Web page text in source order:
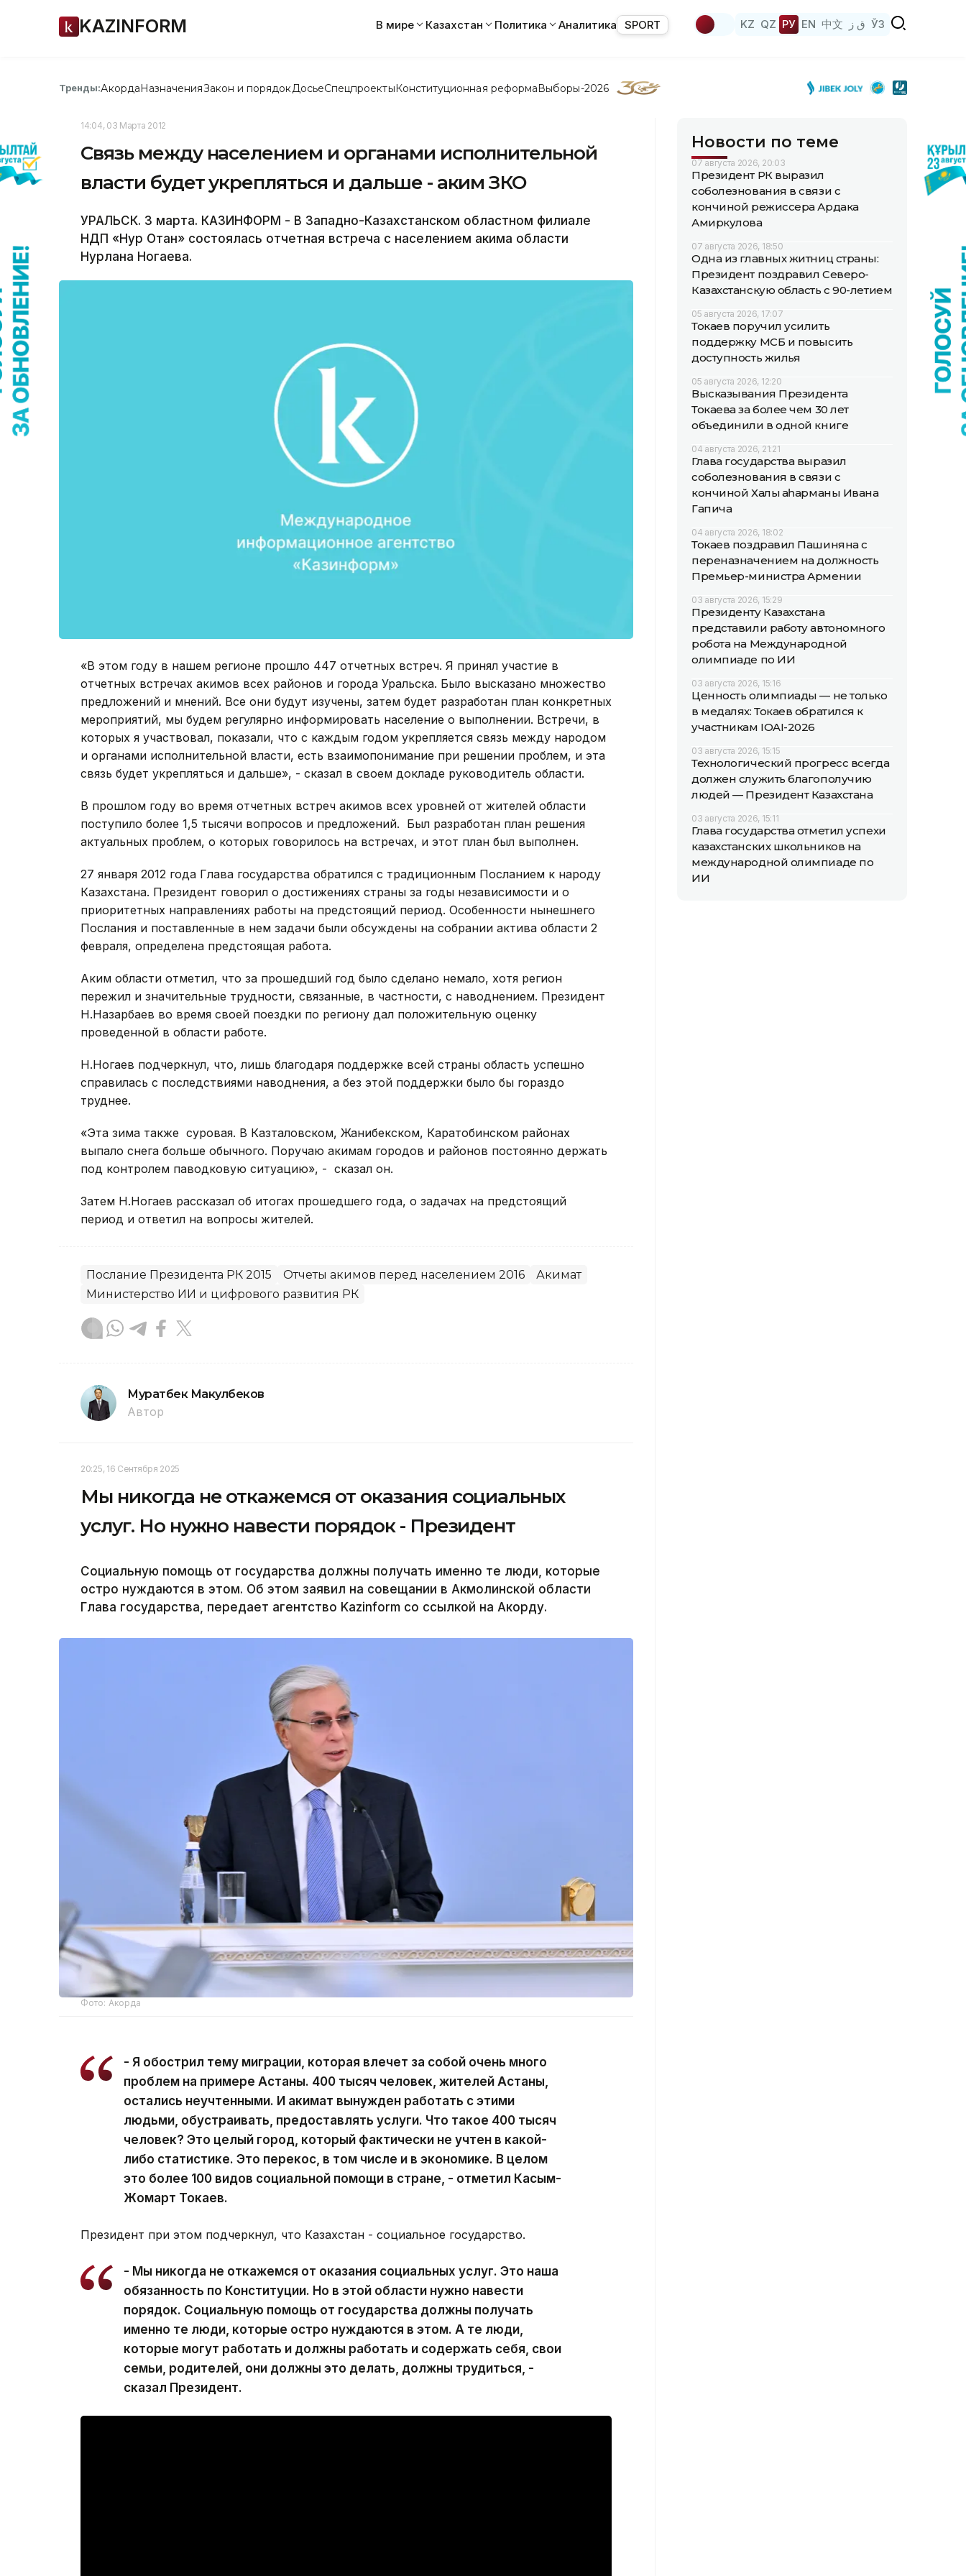
KAZINFORM В мире Казахстан Политика Аналитика SPORT KZ QZ РУ EN 中文 ق ز ЎЗ
Тренды:АкордаНазначенияЗакон и порядок ДосьеСпецпроектыКонституционная реформаВыборы-2026
14:04, 03 Марта 2012
Связь между населением и органами исполнительной
власти будет укрепляться и дальше - аким ЗКО
УРАЛЬСК. 3 марта. КАЗИНФОРМ - В Западно-Казахстанском областном филиале
НДП «Нур Отан» состоялась отчетная встреча с населением акима области
Нурлана Ногаева.
«В этом году в нашем регионе прошло 447 отчетных встреч. Я принял участие в
отчетных встречах акимов всех районов и города Уральска. Было высказано множество
предложений и мнений. Все они будут изучены, затем будет разработан план конкретных
мероприятий, мы будем регулярно информировать население о выполнении. Встречи, в
которых я участвовал, показали, что с каждым годом укрепляется связь между народом
и органами исполнительной власти, есть взаимопонимание при решении проблем, и эта
связь будет укрепляться и дальше», - сказал в своем докладе руководитель области.
В прошлом году во время отчетных встреч акимов всех уровней от жителей области
поступило более 1,5 тысячи вопросов и предложений. Был разработан план решения
актуальных проблем, о которых говорилось на встречах, и этот план был выполнен.
27 января 2012 года Глава государства обратился с традиционным Посланием к народу
Казахстана. Президент говорил о достижениях страны за годы независимости и о
приоритетных направлениях работы на предстоящий период. Особенности нынешнего
Послания и поставленные в нем задачи были обсуждены на собрании актива области 2
февраля, определена предстоящая работа.
Аким области отметил, что за прошедший год было сделано немало, хотя регион
пережил и значительные трудности, связанные, в частности, с наводнением. Президент
Н.Назарбаев во время своей поездки по региону дал положительную оценку
проведенной в области работе.
Н.Ногаев подчеркнул, что, лишь благодаря поддержке всей страны область успешно
справилась с последствиями наводнения, а без этой поддержки было бы гораздо
труднее.
«Эта зима также суровая. В Казталовском, Жанибекском, Каратобинском районах
выпало снега больше обычного. Поручаю акимам городов и районов постоянно держать
под контролем паводковую ситуацию», - сказал он.
Затем Н.Ногаев рассказал об итогах прошедшего года, о задачах на предстоящий
период и ответил на вопросы жителей.
Послание Президента РК 2015 Отчеты акимов перед населением 2016
Акимат
Министерство ИИ и цифрового развития РК
Муратбек Макулбеков
Автор
20:25, 16 Сентября 2025
Мы никогда не откажемся от оказания социальных
услуг. Но нужно навести порядок - Президент
Социальную помощь от государства должны получать именно те люди, которые
остро нуждаются в этом. Об этом заявил на совещании в Акмолинской области
Глава государства, передает агентство Kazinform со ссылкой на Акорду.
Фото: Акорда
- Я обострил тему миграции, которая влечет за собой очень много
проблем на примере Астаны. 400 тысяч человек, жителей Астаны,
остались неучтенными. И акимат вынужден работать с этими
людьми, обустраивать, предоставлять услуги. Что такое 400 тысяч
человек? Это целый город, который фактически не учтен в какой-
либо статистике. Это перекос, в том числе и в экономике. В целом
это более 100 видов социальной помощи в стране, - отметил Касым-
Жомарт Токаев.
Президент при этом подчеркнул, что Казахстан - социальное государство.
- Мы никогда не откажемся от оказания социальных услуг. Это наша
обязанность по Конституции. Но в этой области нужно навести
порядок. Социальную помощь от государства должны получать
именно те люди, которые остро нуждаются в этом. А те люди,
которые могут работать и должны работать и содержать себя, свои
семьи, родителей, они должны это делать, должны трудиться, -
сказал Президент.
Новости по теме
07 августа 2026, 20:03
Президент РК выразил
соболезнования в связи с
кончиной режиссера Ардака
Амиркулова
07 августа 2026, 18:50
Одна из главных житниц страны:
Президент поздравил Северо-
Казахстанскую область с 90-летием
05 августа 2026, 17:07
Токаев поручил усилить
поддержку МСБ и повысить
доступность жилья
05 августа 2026, 12:20
Высказывания Президента
Токаева за более чем 30 лет
объединили в одной книге
04 августа 2026, 21:21
Глава государства выразил
соболезнования в связи с
кончиной Халық қаһарманы Ивана
Гапича
04 августа 2026, 18:02
Токаев поздравил Пашиняна с
переназначением на должность
Премьер-министра Армении
03 августа 2026, 15:29
Президенту Казахстана
представили работу автономного
робота на Международной
олимпиаде по ИИ
03 августа 2026, 15:16
Ценность олимпиады — не только
в медалях: Токаев обратился к
участникам IOAI-2026
03 августа 2026, 15:15
Технологический прогресс всегда
должен служить благополучию
людей — Президент Казахстана
03 августа 2026, 15:11
Глава государства отметил успехи
казахстанских школьников на
международной олимпиаде по
ИИ